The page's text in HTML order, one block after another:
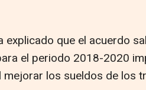
explicado que el acuerdo
el periodo 2018-2020
los sueldos de los